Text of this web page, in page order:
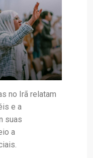
no Irã relatam
e a
suas
a